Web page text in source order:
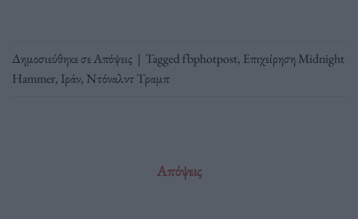
Δημοσιεύθηκε σεΑπόψεις | Taggedfbphotpost, Επιχείρηση Midnight
Hammer, Ιράν, Ντόναλντ Τραμπ
Απόψεις